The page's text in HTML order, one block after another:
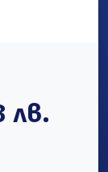
лв.